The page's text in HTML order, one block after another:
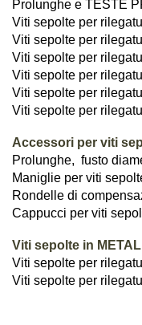
Accessori per viti
Prolunghe, fusto
Maniglie per viti
Rondelle di
Cappucci per viti
Viti sepolte in